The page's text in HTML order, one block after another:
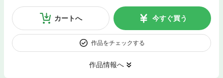
カートへ 今すぐ買う
作品をチェックする
作品情報へ